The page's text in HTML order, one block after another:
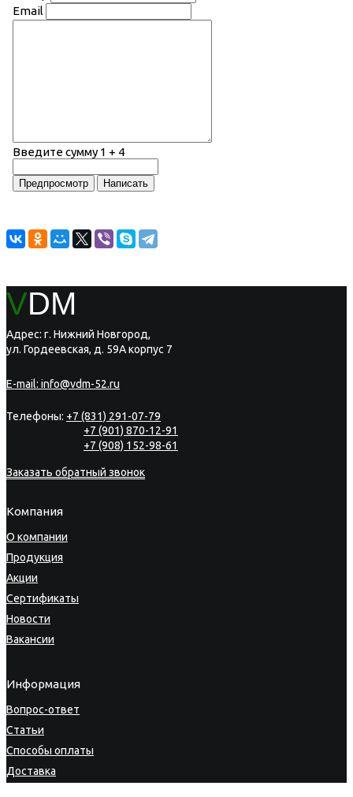
Email
Введите сумму 1 + 4
VDM
Адрес: г. Нижний Новгород,
ул. Гордеевская, д. 59А корпус 7
E-mail: info@vdm-52.ru
Телефоны: +7 (831) 291-07-79
+7 (901) 870-12-91
+7 (908) 152-98-61
Заказать обратный звонок
Компания
О компании
Продукция
Акции
Сертификаты
Новости
Вакансии
Информация
Вопрос-ответ
Статьи
Способы оплаты
Доставка